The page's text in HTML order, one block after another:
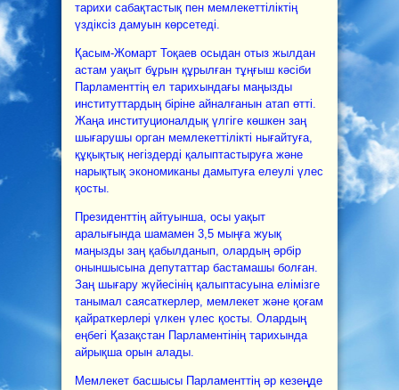
тарихи сабақтастық пен мемлекеттіліктің
үздіксіз дамуын көрсетеді.
Қасым-Жомарт Тоқаев осыдан отыз жылдан
астам уақыт бұрын құрылған тұңғыш кәсіби
Парламенттің ел тарихындағы маңызды
институттардың біріне айналғанын атап өтті.
Жаңа институционалдық үлгіге көшкен заң
шығарушы орган мемлекеттілікті нығайтуға,
құқықтық негіздерді қалыптастыруға және
нарықтық экономиканы дамытуға елеулі үлес
қосты.
Президенттің айтуынша, осы уақыт
аралығында шамамен 3,5 мыңға жуық
маңызды заң қабылданып, олардың әрбір
оныншысына депутаттар бастамашы болған.
Заң шығару жүйесінің қалыптасуына елімізге
танымал саясаткерлер, мемлекет және қоғам
қайраткерлері үлкен үлес қосты. Олардың
еңбегі Қазақстан Парламентінің тарихында
айрықша орын алады.
Мемлекет басшысы Парламенттің әр кезеңде